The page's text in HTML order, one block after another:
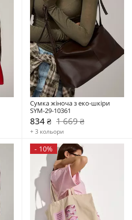
Сумка жіноча з еко-шкіри
SYM-29-10361
834 ₴ 1 669 ₴
+ 3 кольори
- 10%